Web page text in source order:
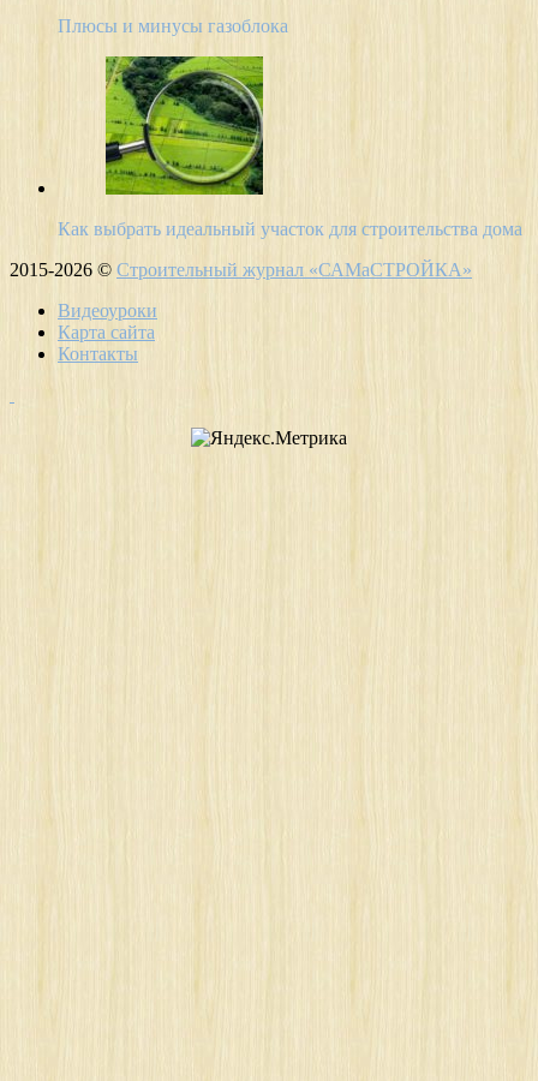
Плюсы и минусы газоблока
Как выбрать идеальный участок для строительства дома
2015-2026 © Строительный журнал «САМаСТРОЙКА»
Видеоуроки
Карта сайта
Контакты